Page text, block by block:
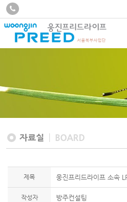
자료실 BOARD
제목 웅진프리드라이프 소속
작성자 방주컨설팅